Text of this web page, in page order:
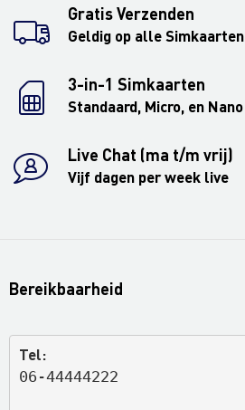
Gratis Verzenden
Geldig op alle Simkaarten
3-in-1 Simkaarten
Standaard, Micro, en Nano
Live Chat (ma t/m vrij)
Vijf dagen per week live
Bereikbaarheid
Tel:
06-44444222